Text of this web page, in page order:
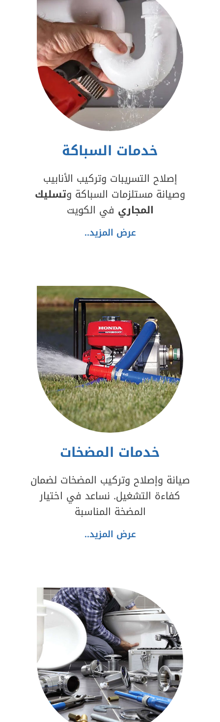
خدمات السباكة
إصلاح التسريبات وتركيب الأنابيب
وصيانة مستلزمات السباكة وتسليك
المجاري في الكويت
عرض المزيد..
خدمات المضخات
صيانة وإصلاح وتركيب المضخات لضمان
كفاءة التشغيل. نساعد في اختيار
المضخة المناسبة
عرض المزيد..